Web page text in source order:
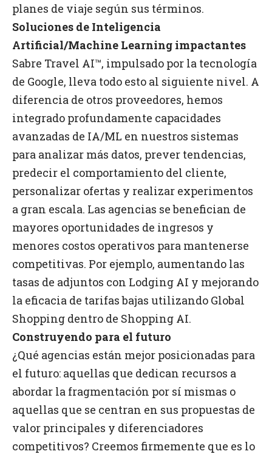
planes de viaje según sus términos.
Soluciones de Inteligencia
Artificial/Machine Learning impactantes
Sabre Travel AI™, impulsado por la tecnología
de Google, lleva todo esto al siguiente nivel. A
diferencia de otros proveedores, hemos
integrado profundamente capacidades
avanzadas de IA/ML en nuestros sistemas
para analizar más datos, prever tendencias,
predecir el comportamiento del cliente,
personalizar ofertas y realizar experimentos
a gran escala. Las agencias se benefician de
mayores oportunidades de ingresos y
menores costos operativos para mantenerse
competitivas. Por ejemplo, aumentando las
tasas de adjuntos con Lodging AI y mejorando
la eficacia de tarifas bajas utilizando Global
Shopping dentro de Shopping AI.
Construyendo para el futuro
¿Qué agencias están mejor posicionadas para
el futuro: aquellas que dedican recursos a
abordar la fragmentación por sí mismas o
aquellas que se centran en sus propuestas de
valor principales y diferenciadores
competitivos? Creemos firmemente que es lo